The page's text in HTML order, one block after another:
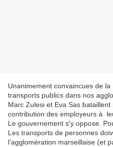
Unanimement convaincues de
transports publics dans nos
Marc Zulesi et Eva Sas
contribution des employeurs à
Le gouvernement s'y oppose.
Les transports de personnes
l'agglomération marseillaise (et